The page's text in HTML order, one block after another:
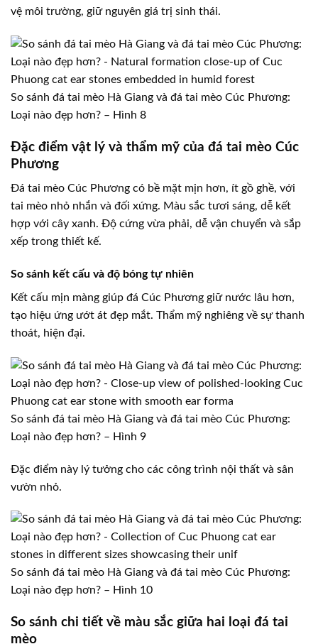
vệ môi trường, giữ nguyên giá trị sinh thái.
So sánh đá tai mèo Hà Giang và đá tai mèo Cúc Phương:
Loại nào đẹp hơn? – Hình 8
Đặc điểm vật lý và thẩm mỹ của đá tai mèo Cúc
Phương
Đá tai mèo Cúc Phương có bề mặt mịn hơn, ít gồ ghề, với
tai mèo nhỏ nhắn và đối xứng. Màu sắc tươi sáng, dễ kết
hợp với cây xanh. Độ cứng vừa phải, dễ vận chuyển và sắp
xếp trong thiết kế.
So sánh kết cấu và độ bóng tự nhiên
Kết cấu mịn màng giúp đá Cúc Phương giữ nước lâu hơn,
tạo hiệu ứng ướt át đẹp mắt. Thẩm mỹ nghiêng về sự thanh
thoát, hiện đại.
So sánh đá tai mèo Hà Giang và đá tai mèo Cúc Phương:
Loại nào đẹp hơn? – Hình 9
Đặc điểm này lý tưởng cho các công trình nội thất và sân
vườn nhỏ.
So sánh đá tai mèo Hà Giang và đá tai mèo Cúc Phương:
Loại nào đẹp hơn? – Hình 10
So sánh chi tiết về màu sắc giữa hai loại đá tai
mèo